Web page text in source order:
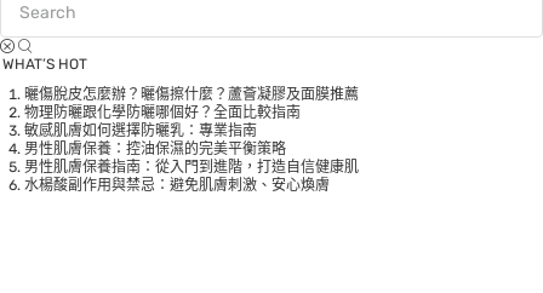
WHAT’S HOT
曬傷脫皮怎麼辦？曬傷擦什麼？蘆薈凝膠及面膜推薦
物理防曬跟化學防曬哪個好？全面比較指南
敏感肌膚如何選擇防曬乳：專業指南
男性肌膚保養：控油保濕的完美平衡策略
男性肌膚保養指南：從入門到進階，打造自信健康肌
水楊酸副作用與禁忌：避免肌膚刺激、安心煥膚